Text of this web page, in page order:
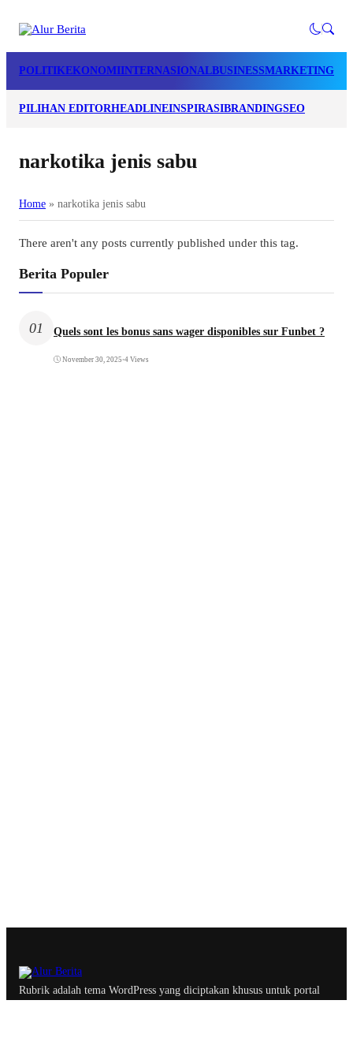
POLITIKEKONOMIINTERNASIONALBUSINESSMARKETING
PILIHAN EDITORHEADLINEINSPIRASIBRANDINGSEO
narkotika jenis sabu
Home » narkotika jenis sabu
There aren't any posts currently published under this tag.
Berita Populer
01 Quels sont les bonus sans wager disponibles sur Funbet ?
November 30, 2025 •4 Views
Rubrik adalah tema WordPress yang diciptakan khusus untuk portal